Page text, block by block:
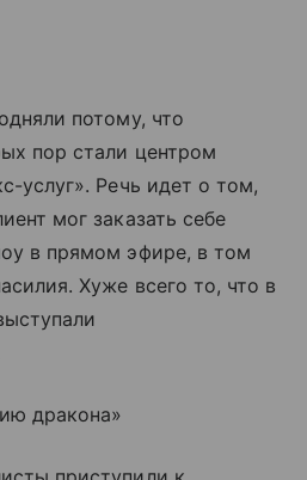
потому, что
пор стали центром
услуг». Речь идет о том,
мог заказать себе
в прямом эфире, в том
Хуже всего то, что в
дракона»